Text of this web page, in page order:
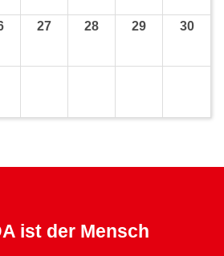
27 28 29 30
ist der Mensch